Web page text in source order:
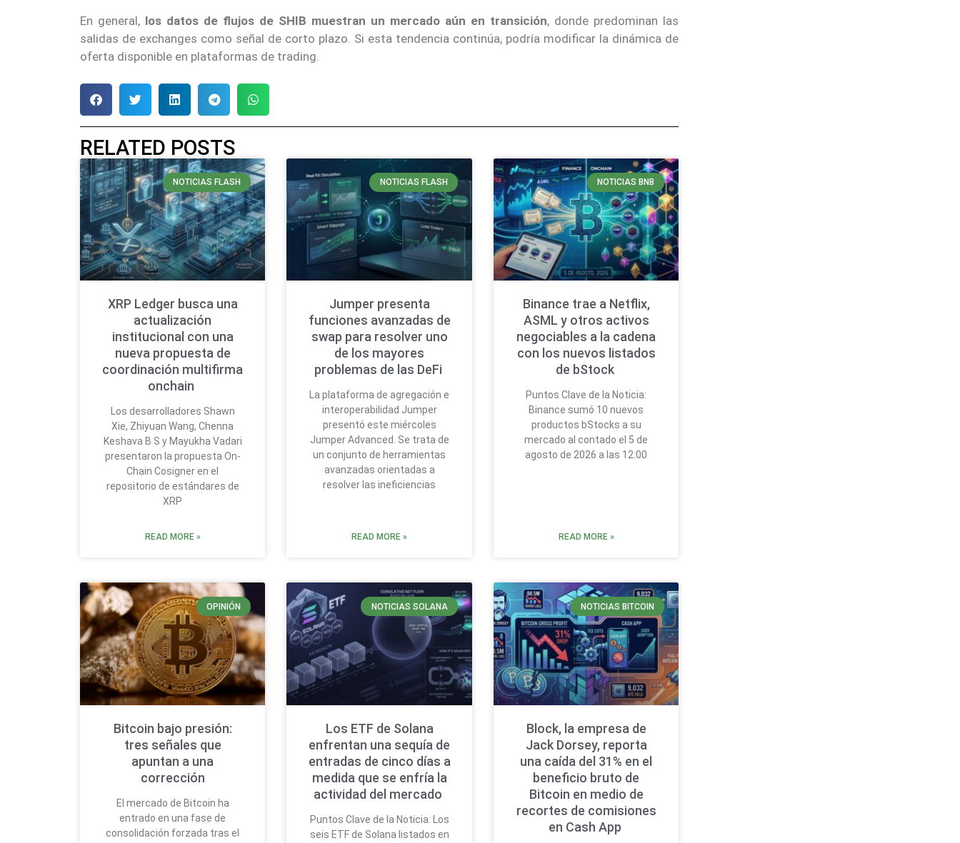
En general, los datos de flujos de SHIB muestran un mercado aún en transición, donde predominan las
salidas de exchanges como señal de corto plazo. Si esta tendencia continúa, podría modificar la dinámica de
oferta disponible en plataformas de trading.
RELATED POSTS
NOTICIAS FLASH
XRP Ledger busca una
actualización
institucional con una
nueva propuesta de
coordinación multifirma
onchain
Los desarrolladores Shawn
Xie, Zhiyuan Wang, Chenna
Keshava B S y Mayukha Vadari
presentaron la propuesta On-
Chain Cosigner en el
repositorio de estándares de
XRP
READ MORE »
NOTICIAS FLASH
Jumper presenta
funciones avanzadas de
swap para resolver uno
de los mayores
problemas de las DeFi
La plataforma de agregación e
interoperabilidad Jumper
presentó este miércoles
Jumper Advanced. Se trata de
un conjunto de herramientas
avanzadas orientadas a
resolver las ineficiencias
READ MORE »
NOTICIAS BNB
Binance trae a Netflix,
ASML y otros activos
negociables a la cadena
con los nuevos listados
de bStock
Puntos Clave de la Noticia:
Binance sumó 10 nuevos
productos bStocks a su
mercado al contado el 5 de
agosto de 2026 a las 12:00
READ MORE »
OPINIÓN
Bitcoin bajo presión:
tres señales que
apuntan a una
corrección
El mercado de Bitcoin ha
entrado en una fase de
consolidación forzada tras el
NOTICIAS SOLANA
Los ETF de Solana
enfrentan una sequía de
entradas de cinco días a
medida que se enfría la
actividad del mercado
Puntos Clave de la Noticia: Los
seis ETF de Solana listados en
NOTICIAS BITCOIN
Block, la empresa de
Jack Dorsey, reporta
una caída del 31% en el
beneficio bruto de
Bitcoin en medio de
recortes de comisiones
en Cash App